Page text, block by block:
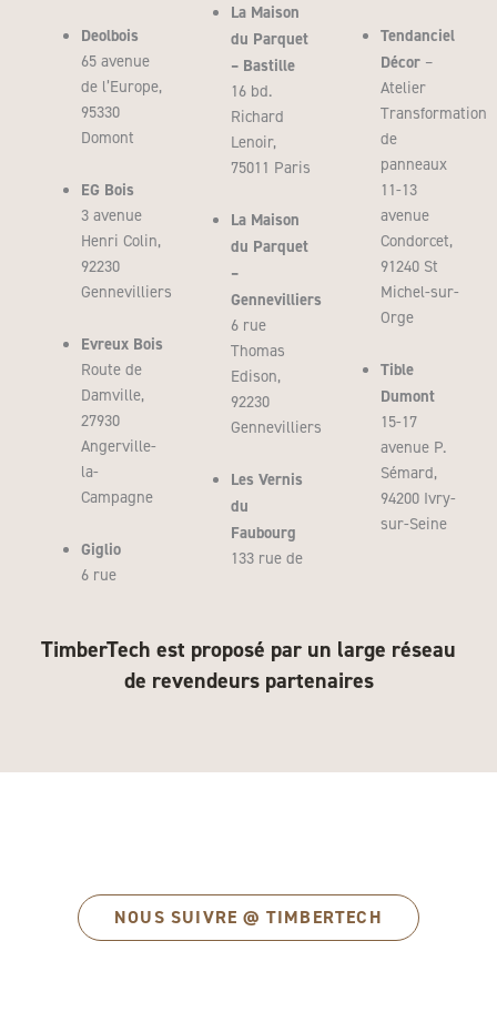
Deolbois
65 avenue
de l’Europe,
95330
Domont
EG Bois
3 avenue
Henri Colin,
92230
Gennevilliers
Evreux Bois
Route de
Damville,
27930
Angerville-
la-
Campagne
Giglio
6 rue
La Maison
du Parquet
– Bastille
16 bd.
Richard
Lenoir,
75011 Paris
La Maison
du Parquet
–
Gennevilliers
6 rue
Thomas
Edison,
92230
Gennevilliers
Les Vernis
du
Faubourg
133 rue de
Tendanciel
Décor –
Atelier
Transformation
de
panneaux
11-13
avenue
Condorcet,
91240 St
Michel-sur-
Orge
Tible
Dumont
15-17
avenue P.
Sémard,
94200 Ivry-
sur-Seine
TimberTech est proposé par un large réseau
de revendeurs partenaires
NOUS SUIVRE @ TIMBERTECH